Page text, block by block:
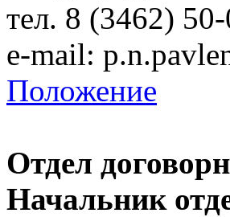
тел. 8 (3462)
e-mail:
Положение
Отдел
Начальник